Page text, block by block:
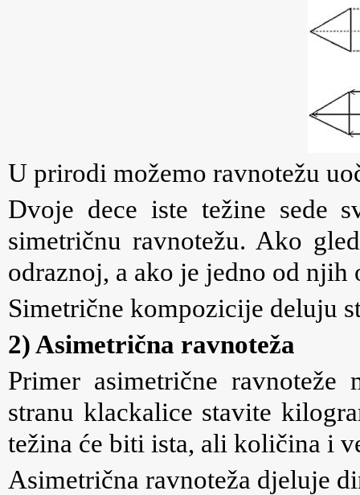
U prirodi možemo ravnotežu
Dvoje dece iste težine sede
simetričnu ravnotežu. Ako
odraznoj, a ako je jedno od
Simetrične kompozicije deluju
2) Asimetrična ravnoteža
Primer asimetrične
stranu klackalice stavite
težina će biti ista, ali količina i
Asimetrična ravnoteža djeluje